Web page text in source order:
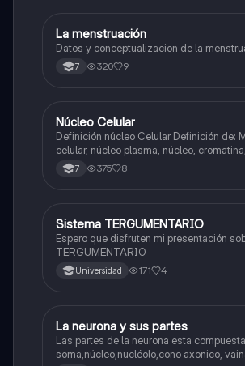
Biologia
La menstruación
Datos y conceptualizacion de la
7 320 9
Biologia
Núcleo Celular
Definición núcleo Celular Definición de: Membrana
celular, núcleo plasma, núcleo,
Interfase Fases de la interfase
7 375 8
Biologia
Sistema TERGUMENTARIO
Espero que disfruten mi presentación
TERGUMENTARIO
Universidad 171 4
Biologia
La neurona y sus partes
Las partes de la neurona esta
soma,núcleo,nucléolo,cono axonico,